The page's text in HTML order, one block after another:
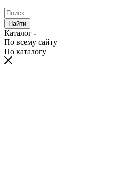
Найти
Каталог
По всему сайту
По каталогу